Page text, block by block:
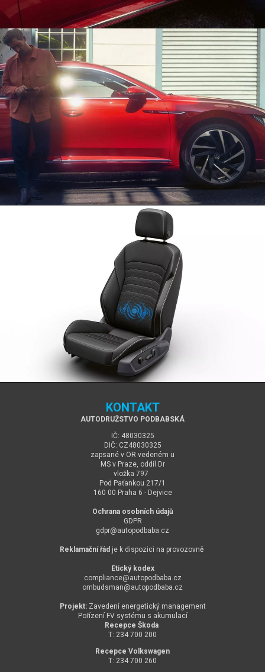
KONTAKT
AUTODRUŽSTVO PODBABSKÁ
IČ: 48030325
DIČ: CZ48030325
zapsané v OR vedeném u
MS v Praze, oddíl Dr
vložka 797
Pod Paťankou 217/1
160 00 Praha 6 - Dejvice
Ochrana osobních údajů
GDPR
gdpr@autopodbaba.cz
Reklamační řád je k dispozici na provozovně
Etický kodex
compliance@autopodbaba.cz
ombudsman@autopodbaba.cz
Projekt: Zavedení energetický management
Pořízení FV systému s akumulací
Recepce Škoda
T: 234 700 200
Recepce Volkswagen
T: 234 700 260